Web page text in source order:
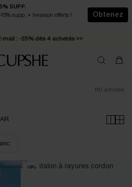
SUPP.
supp. + livraison offerts !
Obtenez
éclair 2-3 jours ouvrés >>
mail : -25% dès 4 achetés >>
110 articles
-14%